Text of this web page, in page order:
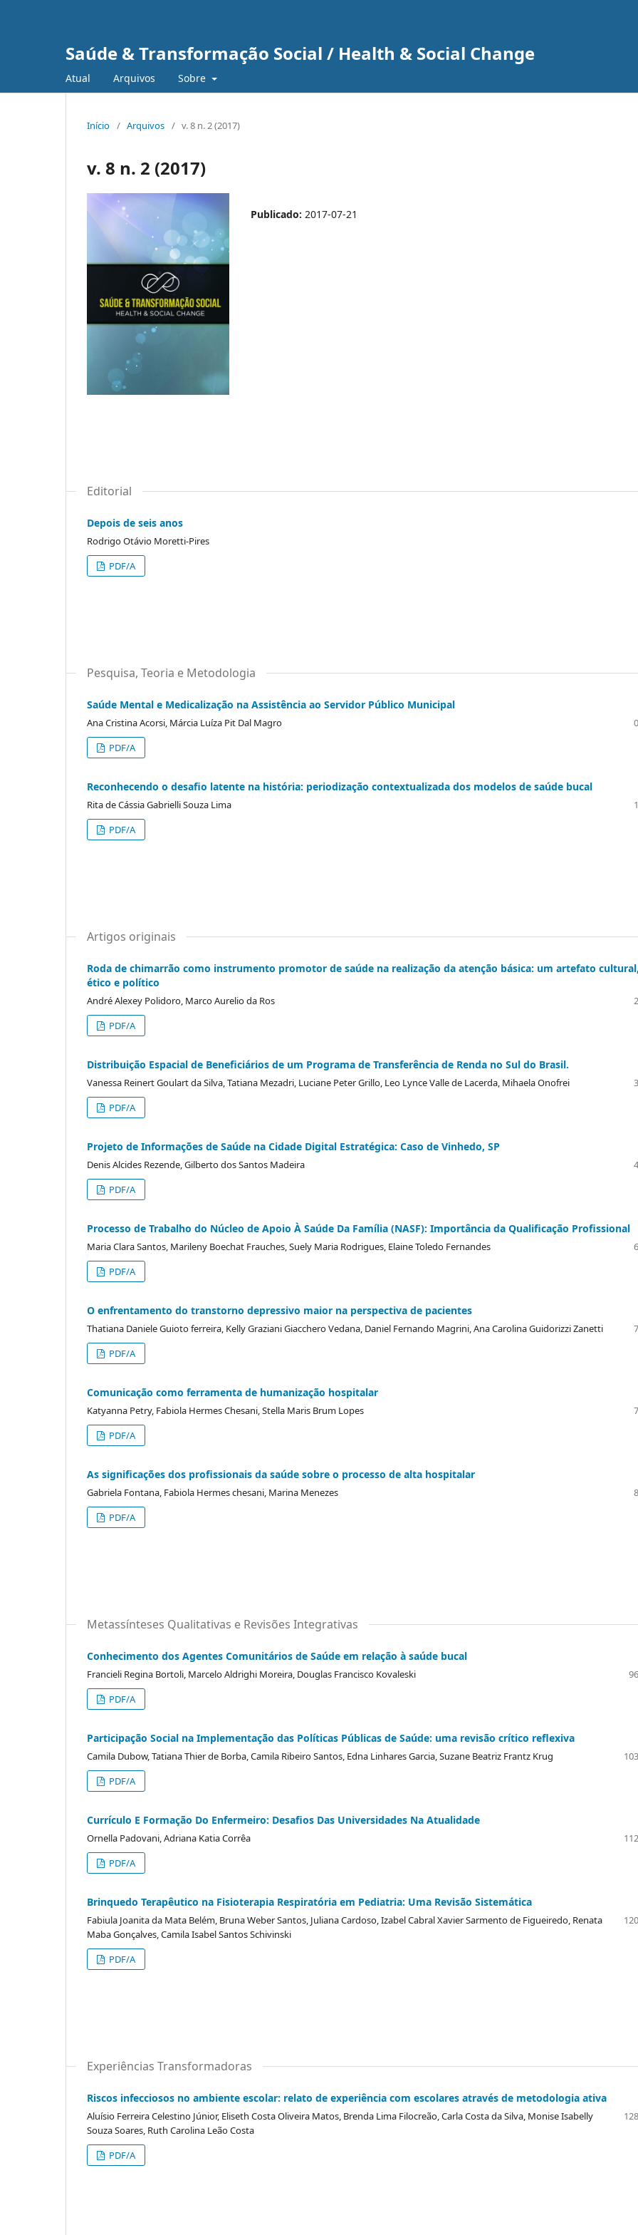
Saúde & Transformação Social / Health & Social Change
Atual Arquivos Sobre
Início / Arquivos / v. 8 n. 2 (2017)
v. 8 n. 2 (2017)
Publicado: 2017-07-21
Editorial
Depois de seis anos
Rodrigo Otávio Moretti-Pires
PDF/A
Pesquisa, Teoria e Metodologia
Saúde Mental e Medicalização na Assistência ao Servidor Público Municipal
Ana Cristina Acorsi, Márcia Luíza Pit Dal Magro
PDF/A
Reconhecendo o desafio latente na história: periodização contextualizada dos modelos de saúde bucal
Rita de Cássia Gabrielli Souza Lima
PDF/A
Artigos originais
Roda de chimarrão como instrumento promotor de saúde na realização da atenção básica: um artefato cultural,
ético e político
André Alexey Polidoro, Marco Aurelio da Ros
PDF/A
Distribuição Espacial de Beneficiários de um Programa de Transferência de Renda no Sul do Brasil.
Vanessa Reinert Goulart da Silva, Tatiana Mezadri, Luciane Peter Grillo, Leo Lynce Valle de Lacerda, Mihaela Onofrei
PDF/A
Projeto de Informações de Saúde na Cidade Digital Estratégica: Caso de Vinhedo, SP
Denis Alcides Rezende, Gilberto dos Santos Madeira
PDF/A
Processo de Trabalho do Núcleo de Apoio À Saúde Da Família (NASF): Importância da Qualificação Profissional
Maria Clara Santos, Marileny Boechat Frauches, Suely Maria Rodrigues, Elaine Toledo Fernandes
PDF/A
O enfrentamento do transtorno depressivo maior na perspectiva de pacientes
Thatiana Daniele Guioto ferreira, Kelly Graziani Giacchero Vedana, Daniel Fernando Magrini, Ana Carolina Guidorizzi Zanetti
PDF/A
Comunicação como ferramenta de humanização hospitalar
Katyanna Petry, Fabiola Hermes Chesani, Stella Maris Brum Lopes
PDF/A
As significações dos profissionais da saúde sobre o processo de alta hospitalar
Gabriela Fontana, Fabiola Hermes chesani, Marina Menezes
PDF/A
Metassínteses Qualitativas e Revisões Integrativas
Conhecimento dos Agentes Comunitários de Saúde em relação à saúde bucal
Francieli Regina Bortoli, Marcelo Aldrighi Moreira, Douglas Francisco Kovaleski
PDF/A
Participação Social na Implementação das Políticas Públicas de Saúde: uma revisão crítico reflexiva
Camila Dubow, Tatiana Thier de Borba, Camila Ribeiro Santos, Edna Linhares Garcia, Suzane Beatriz Frantz Krug
PDF/A
Currículo E Formação Do Enfermeiro: Desafios Das Universidades Na Atualidade
Ornella Padovani, Adriana Katia Corrêa
PDF/A
Brinquedo Terapêutico na Fisioterapia Respiratória em Pediatria: Uma Revisão Sistemática
Fabiula Joanita da Mata Belém, Bruna Weber Santos, Juliana Cardoso, Izabel Cabral Xavier Sarmento de Figueiredo, Renata
Maba Gonçalves, Camila Isabel Santos Schivinski
PDF/A
Experiências Transformadoras
Riscos infecciosos no ambiente escolar: relato de experiência com escolares através de metodologia ativa
Aluísio Ferreira Celestino Júnior, Eliseth Costa Oliveira Matos, Brenda Lima Filocreão, Carla Costa da Silva, Monise Isabelly
Souza Soares, Ruth Carolina Leão Costa
PDF/A